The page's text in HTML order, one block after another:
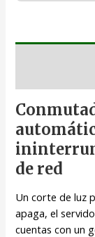
de red
Un corte de luz
apaga, el
cuentas con un